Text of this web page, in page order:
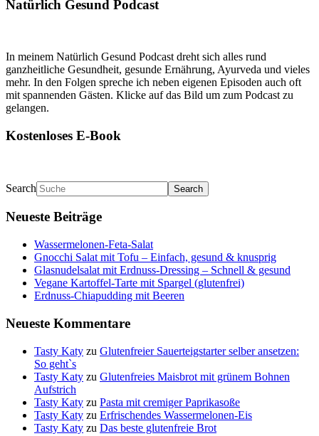
Natürlich Gesund Podcast
In meinem Natürlich Gesund Podcast dreht sich alles rund
ganzheitliche Gesundheit, gesunde Ernährung, Ayurveda und vieles
mehr. In den Folgen spreche ich neben eigenen Episoden auch oft
mit spannenden Gästen. Klicke auf das Bild um zum Podcast zu
gelangen.
Kostenloses E-Book
Search
Neueste Beiträge
Wassermelonen-Feta-Salat
Gnocchi Salat mit Tofu – Einfach, gesund & knusprig
Glasnudelsalat mit Erdnuss-Dressing – Schnell & gesund
Vegane Kartoffel-Tarte mit Spargel (glutenfrei)
Erdnuss-Chiapudding mit Beeren
Neueste Kommentare
Tasty Katy zu Glutenfreier Sauerteigstarter selber ansetzen:
So geht`s
Tasty Katy zu Glutenfreies Maisbrot mit grünem Bohnen
Aufstrich
Tasty Katy zu Pasta mit cremiger Paprikasoße
Tasty Katy zu Erfrischendes Wassermelonen-Eis
Tasty Katy zu Das beste glutenfreie Brot